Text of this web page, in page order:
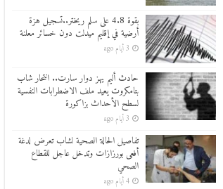
بقوة 4.8 على سلم ريختر..تسجيل هزة
أرضية في إقليم ميدلت دون خسائر معلنة
3 أيام ago
حادث أليم يهز دوار سارت.. انتحار شاب
بتامكروت يعيد ملف الاضطرابات النفسية
لسطح الأحداث بزاكورة
3 أيام ago
تفاصيل الحالة الصحية لشاب تعرض لدغة
أفعى بورزازات وتدخل عاجل للقطاع
الصحي
4 أيام ago